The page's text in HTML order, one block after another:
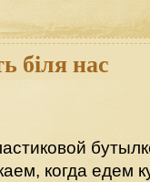
біля нас
когда едем